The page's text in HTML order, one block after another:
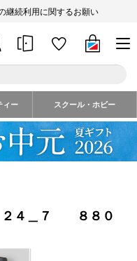
継続利用に関するお願い
ィー スクール・ホビー
２４＿７ ８８０